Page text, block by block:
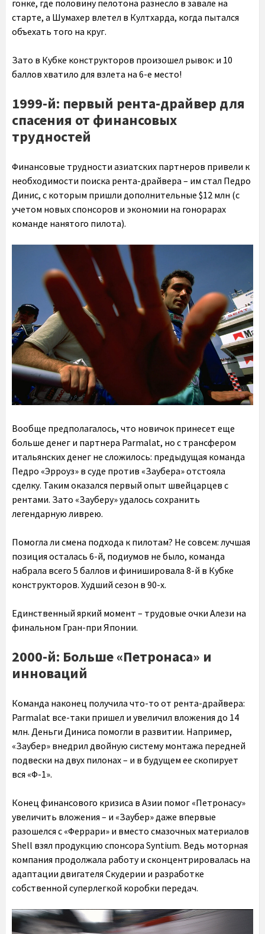
гонке, где половину пелотона разнесло в завале на
старте, а Шумахер влетел в Култхарда, когда пытался
объехать того на круг.
Зато в Кубке конструкторов произошел рывок: и 10
баллов хватило для взлета на 6-е место!
1999-й: первый рента-драйвер для
спасения от финансовых
трудностей
Финансовые трудности азиатских партнеров привели к
необходимости поиска рента-драйвера – им стал Педро
Динис, с которым пришли дополнительные $12 млн (с
учетом новых спонсоров и экономии на гонорарах
команде нанятого пилота).
Вообще предполагалось, что новичок принесет еще
больше денег и партнера Parmalat, но с трансфером
итальянских денег не сложилось: предыдущая команда
Педро «Эрроуз» в суде против «Заубера» отстояла
сделку. Таким оказался первый опыт швейцарцев с
рентами. Зато «Зауберу» удалось сохранить
легендарную ливрею.
Помогла ли смена подхода к пилотам? Не совсем: лучшая
позиция осталась 6-й, подиумов не было, команда
набрала всего 5 баллов и финишировала 8-й в Кубке
конструкторов. Худший сезон в 90-х.
Единственный яркий момент – трудовые очки Алези на
финальном Гран-при Японии.
2000-й: Больше «Петронаса» и
инноваций
Команда наконец получила что-то от рента-драйвера:
Parmalat все-таки пришел и увеличил вложения до 14
млн. Деньги Диниса помогли в развитии. Например,
«Заубер» внедрил двойную систему монтажа передней
подвески на двух пилонах – и в будущем ее скопирует
вся «Ф-1».
Конец финансового кризиса в Азии помог «Петронасу»
увеличить вложения – и «Заубер» даже впервые
разошелся с «Феррари» и вместо смазочных материалов
Shell взял продукцию спонсора Syntium. Ведь моторная
компания продолжала работу и сконцентрировалась на
адаптации двигателя Скудерии и разработке
собственной суперлегкой коробки передач.